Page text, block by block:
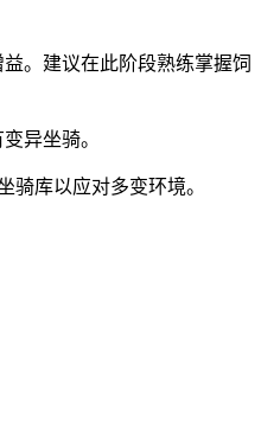
。建议在此阶段熟练掌握饲
异坐骑。
库以应对多变环境。